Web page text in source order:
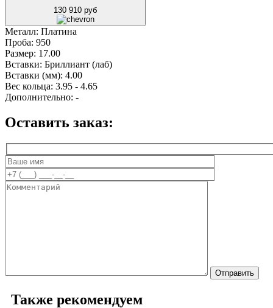
130 910 руб
Металл: Платина
Проба: 950
Размер: 17.00
Вставки: Бриллиант (лаб)
Вставки (мм): 4.00
Вес кольца: 3.95 - 4.65
Дополнительно: -
Оставить заказ:
Также рекомендуем